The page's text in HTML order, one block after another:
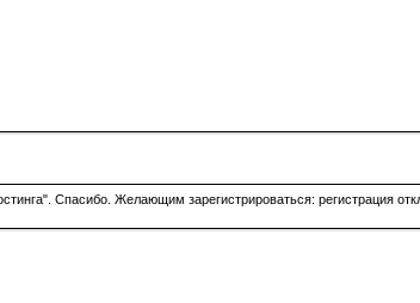
Спасибо. Желающим зарегистрироваться: регистрация